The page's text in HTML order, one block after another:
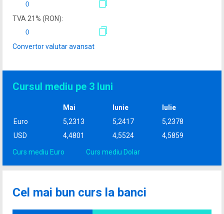
TVA 21% (RON):
Convertor valutar avansat
Cursul mediu pe 3 luni
Mai Iunie
Iulie
Euro
5,2313 5,2417
5,2378
USD
4,4801 4,5524 4,5859
Curs mediu Euro Curs mediu Dolar
Cel mai bun curs la banci